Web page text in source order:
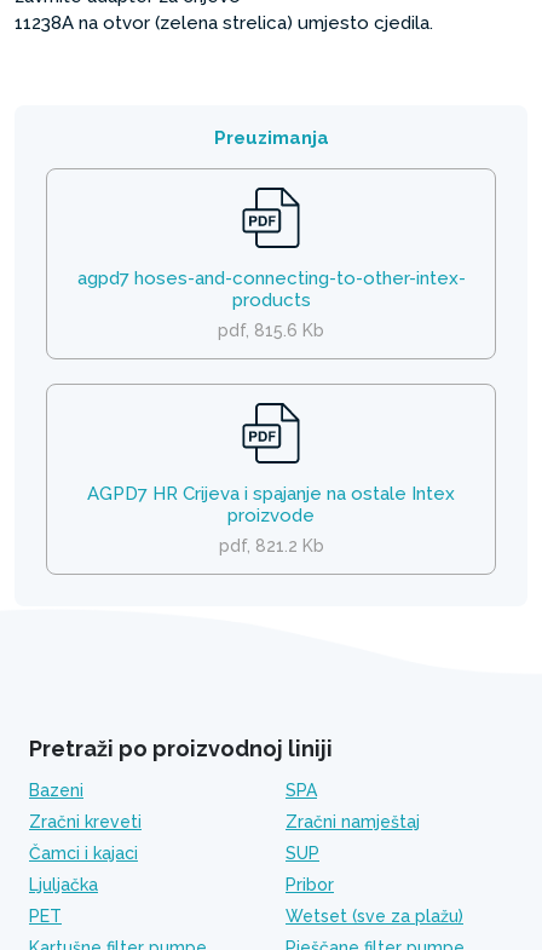
11238A na otvor (zelena strelica) umjesto cjedila.
Preuzimanja
agpd7 hoses-and-connecting-to-other-intex-
products
pdf, 815.6 Kb
AGPD7 HR Crijeva i spajanje na ostale Intex
proizvode
pdf, 821.2 Kb
Pretraži po proizvodnoj liniji
Bazeni
SPA
Zračni kreveti
Zračni namještaj
Čamci i kajaci
SUP
Ljuljačka
Pribor
PET
Wetset (sve za plažu)